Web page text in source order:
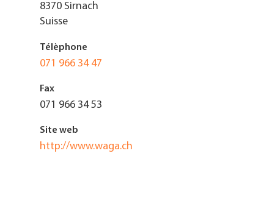
8370 Sirnach
Suisse
Télèphone
071 966 34 47
Fax
071 966 34 53
Site web
http://www.waga.ch